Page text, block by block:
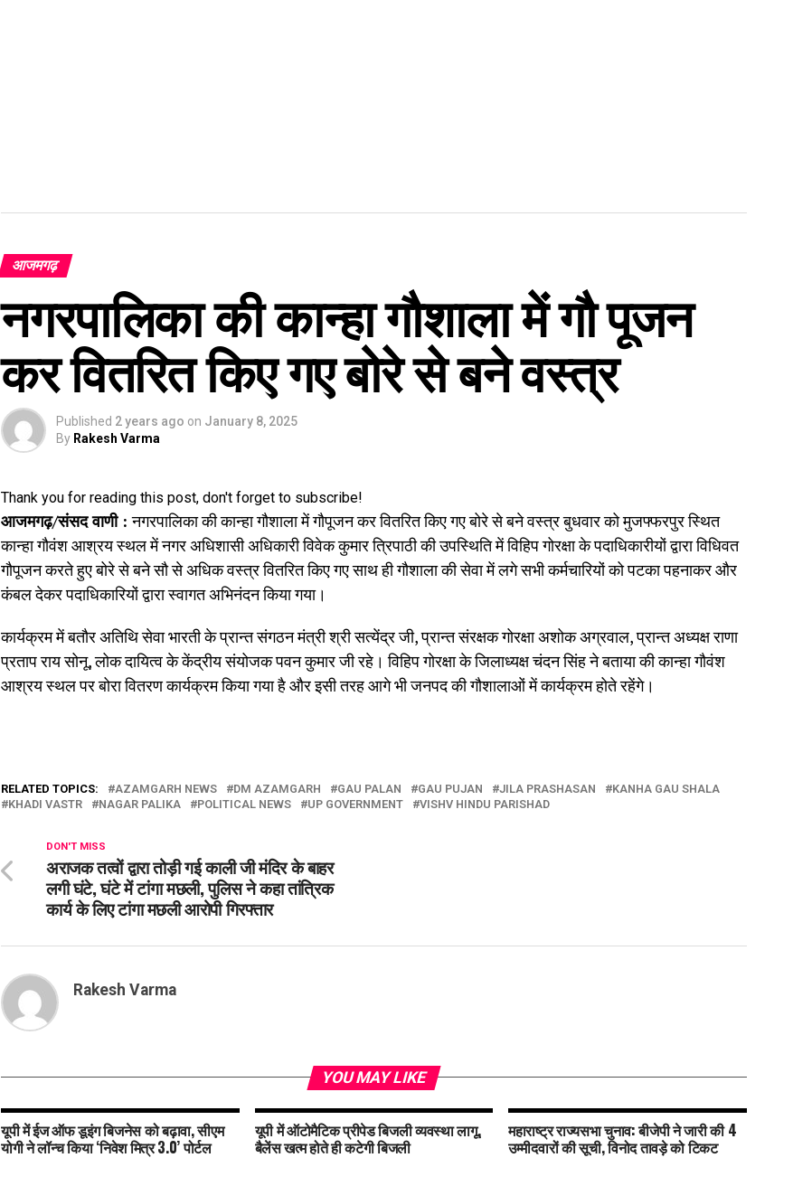
आजमगढ़
नगरपालिका की कान्हा गौशाला में गौ पूजन
कर वितरित किए गए बोरे से बने वस्त्र
Published 2 years ago on January 8, 2025
By Rakesh Varma
Thank you for reading this post, don't forget to subscribe!
आजमगढ़/संसद वाणी :नगरपालिका की कान्हा गौशाला में गौपूजन कर वितरित किए गए बोरे से बने वस्त्र बुधवार को मुजफ्फरपुर स्थित
कान्हा गौवंश आश्रय स्थल में नगर अधिशासी अधिकारी विवेक कुमार त्रिपाठी की उपस्थिति में विहिप गोरक्षा के पदाधिकारीयों द्वारा विधिवत
गौपूजन करते हुए बोरे से बने सौ से अधिक वस्त्र वितरित किए गए साथ ही गौशाला की सेवा में लगे सभी कर्मचारियों को पटका पहनाकर और
कंबल देकर पदाधिकारियों द्वारा स्वागत अभिनंदन किया गया।
कार्यक्रम में बतौर अतिथि सेवा भारती के प्रान्त संगठन मंत्री श्री सत्येंद्र जी, प्रान्त संरक्षक गोरक्षा अशोक अग्रवाल, प्रान्त अध्यक्ष राणा
प्रताप राय सोनू, लोक दायित्व के केंद्रीय संयोजक पवन कुमार जी रहे। विहिप गोरक्षा के जिलाध्यक्ष चंदन सिंह ने बताया की कान्हा गौवंश
आश्रय स्थल पर बोरा वितरण कार्यक्रम किया गया है और इसी तरह आगे भी जनपद की गौशालाओं में कार्यक्रम होते रहेंगे।
RELATED TOPICS: AZAMGARH NEWS DM AZAMGARH GAU PALAN GAU PUJAN JILA PRASHASAN
KANHA GAU SHALA
KHADI VASTR
NAGAR PALIKA POLITICAL NEWS UP GOVERNMENT VISHV HINDU PARISHAD
DON'T MISS
अराजक तत्वों द्वारा तोड़ी गई काली जी मंदिर के बाहर
लगी घंटे, घंटे में टांगा मछली, पुलिस ने कहा तांत्रिक
कार्य के लिए टांगा मछली आरोपी गिरफ्तार
Rakesh Varma
YOU MAY LIKE
यूपी में ईज ऑफ डूइंग बिजनेस को बढ़ावा, सीएम
योगी ने लॉन्च किया ‘निवेश मित्र 3.0’ पोर्टल
यूपी में ऑटोमैटिक प्रीपेड बिजली व्यवस्था लागू,
बैलेंस खत्म होते ही कटेगी बिजली
महाराष्ट्र राज्यसभा चुनाव: बीजेपी ने जारी की 4
उम्मीदवारों की सूची, विनोद तावड़े को टिकट